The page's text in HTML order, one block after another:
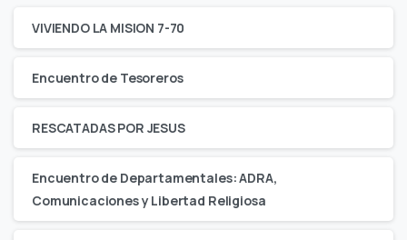
VIVIENDO LA MISION 7-70
Encuentro de Tesoreros
RESCATADAS POR JESUS
Encuentro de Departamentales: ADRA,
Comunicaciones y Libertad Religiosa